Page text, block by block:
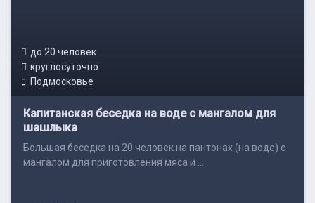
до 20 человек
круглосуточно
Подмосковье
Капитанская беседка на воде с мангалом для
шашлыка
Большая беседка на 20 человек на пантонах (на воде) с
мангалом для приготовления мяса и ...